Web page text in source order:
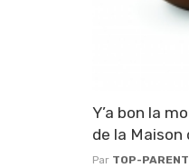
Y’a bon la
de la Maison
Par TOP-